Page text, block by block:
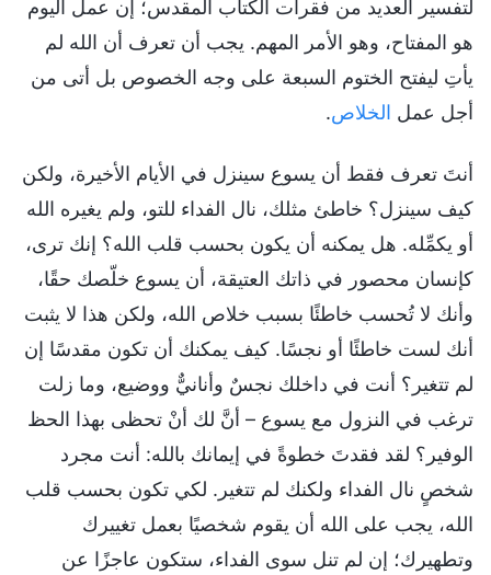
لتفسير العديد من فقرات الكتاب المقدس؛ إن عمل اليوم
هو المفتاح، وهو الأمر المهم. يجب أن تعرف أن الله لم
يأتِ ليفتح الختوم السبعة على وجه الخصوص بل أتى من
أجل عمل الخلاص.
أنتَ تعرف فقط أن يسوع سينزل في الأيام الأخيرة، ولكن
كيف سينزل؟ خاطئ مثلك، نال الفداء للتو، ولم يغيره الله
أو يكمِّله. هل يمكنه أن يكون بحسب قلب الله؟ إنك ترى،
كإنسان محصور في ذاتك العتيقة، أن يسوع خلّصك حقًا،
وأنك لا تُحسب خاطئًا بسبب خلاص الله، ولكن هذا لا يثبت
أنك لست خاطئًا أو نجسًا. كيف يمكنك أن تكون مقدسًا إن
لم تتغير؟ أنت في داخلك نجسٌ وأنانيٌّ ووضيع، وما زلت
ترغب في النزول مع يسوع – أنَّ لك أنْ تحظى بهذا الحظ
الوفير؟ لقد فقدتَ خطوةً في إيمانك بالله: أنت مجرد
شخصٍ نال الفداء ولكنك لم تتغير. لكي تكون بحسب قلب
الله، يجب على الله أن يقوم شخصيًا بعمل تغييرك
وتطهيرك؛ إن لم تنل سوى الفداء، ستكون عاجزًا عن